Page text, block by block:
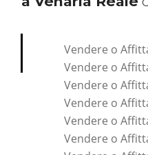
Vendere o
Vendere o
Vendere o